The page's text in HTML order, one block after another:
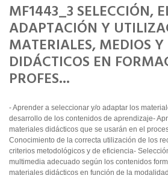
MF1443_3 SELECCIÓN,
ADAPTACIÓN Y
MATERIALES, MEDIOS Y
DIDÁCTICOS EN
PROFES...
- Aprender a seleccionar y/o adaptar los
desarrollo de los contenidos de aprendizaje-
materiales didácticos que se usarán en el
Conocimiento de la correcta utilización de los
criterios metodológicos y de eficiencia-
multimedia adecuado según los contenidos
materiales didácticos en función de la